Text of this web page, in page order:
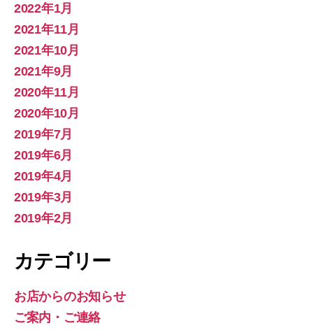
2022年1月
2021年11月
2021年10月
2021年9月
2020年11月
2020年10月
2019年7月
2019年6月
2019年4月
2019年3月
2019年2月
カテゴリー
お店からのお知らせ
ご案内・ご連絡